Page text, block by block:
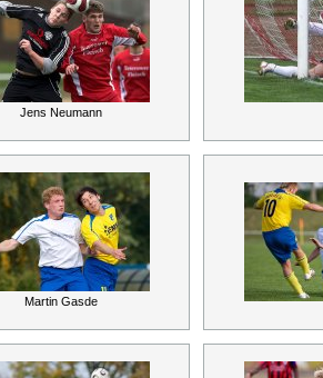
Jens Neumann
Martin Gasde